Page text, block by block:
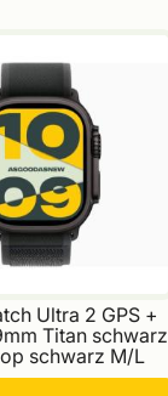
Ultra 2 GPS +
Titan schwarz
schwarz M/L